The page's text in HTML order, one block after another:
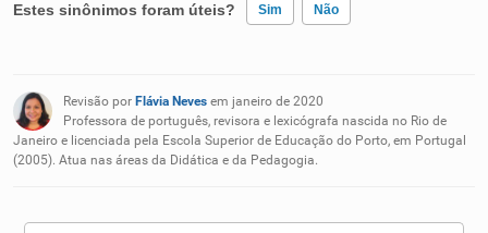
Estes sinônimos foram úteis? Sim Não
Nenhum dos sinônimos apresentados me ajudou
Outro
Revisão por Flávia Neves em janeiro de 2020
Professora de português, revisora e lexicógrafa nascida no Rio de
Janeiro e licenciada pela Escola Superior de Educação do Porto, em Portugal
(2005). Atua nas áreas da Didática e da Pedagogia.